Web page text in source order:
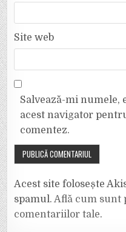
Site web
Salvează-mi numele,
acest navigator
comentez.
Acest site folosește
spamul.Află cum sunt
comentariilor tale.